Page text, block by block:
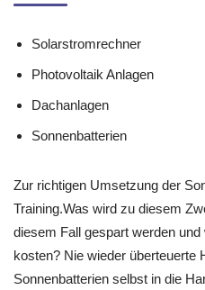
Solarstromrechner
Photovoltaik Anlagen
Dachanlagen
Sonnenbatterien
Zur richtigen Umsetzung der
Training.Was wird zu diesem
diesem Fall gespart werden
kosten? Nie wieder überteuerte
Sonnenbatterien selbst in die